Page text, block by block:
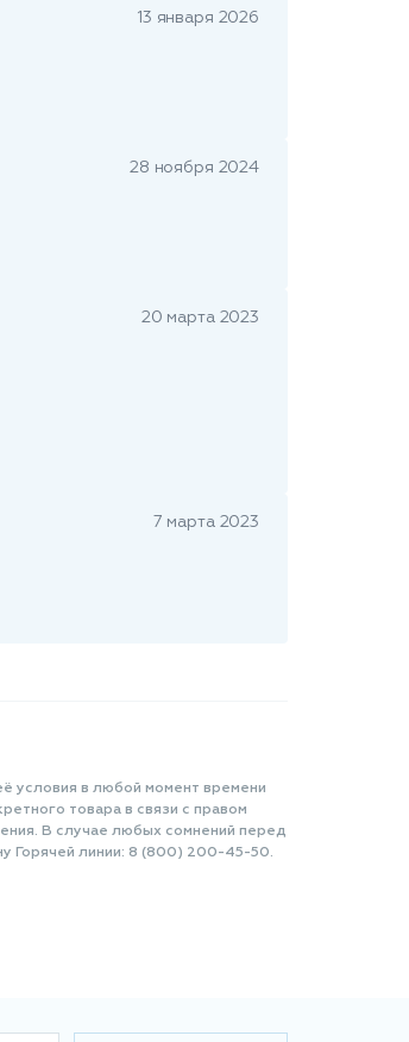
13 января 2026
28 ноября 2024
20 марта 2023
7 марта 2023
условия в любой момент времени
товара в связи с правом
В случае любых сомнений перед
Горячей линии: 8 (800) 200-45-50.